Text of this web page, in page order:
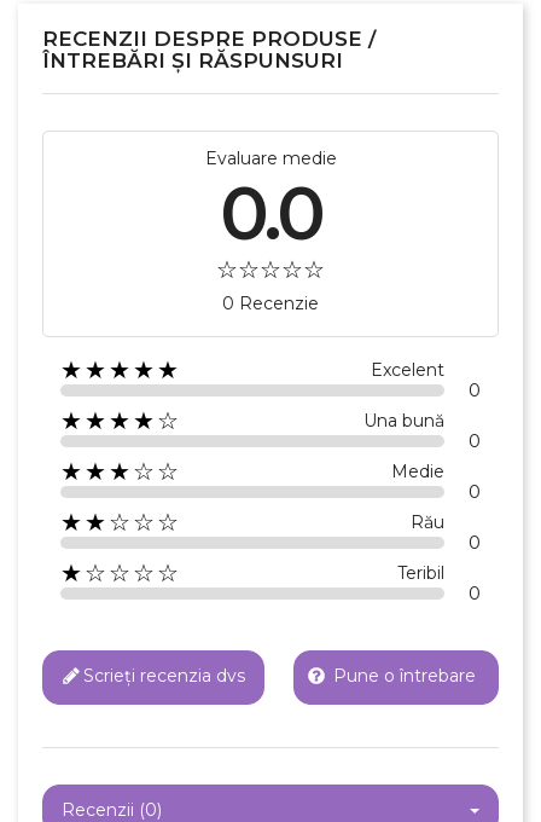
RECENZII DESPRE PRODUSE /
ÎNTREBĂRI ȘI RĂSPUNSURI
Evaluare medie
0.0
0 Recenzie
★★★★★ Excelent
0
★★★★☆ Una bună
0
★★★☆☆ Medie
0
★★☆☆☆ Rău
0
★☆☆☆☆ Teribil
0
Scrieți recenzia dvs Pune o întrebare
Recenzii (0)
Creeaza o lista de dorinte
Numele listei de dorinte
Anuleaza
Creeaza o lista de dorinte